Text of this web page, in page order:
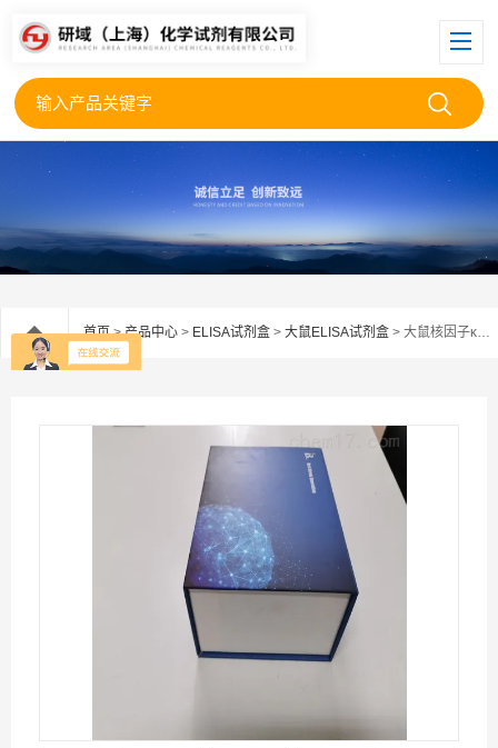
首页>产品中心 > ELISA试剂盒 > 大鼠ELISA试剂盒 > 大鼠核因子κB检测试剂盒